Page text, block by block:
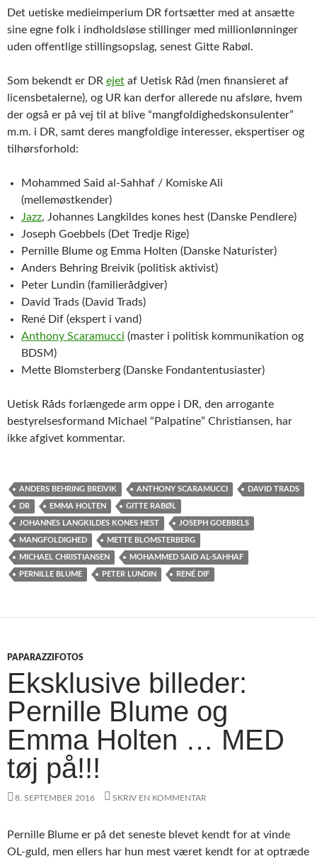
Det uetiske medieimperium DR fortsætter med at ansætte
sine egne folk i indholdsløse stillinger med millionlønninger
uden offentlige stillingsopslag, senest Gitte Rabøl.
Som bekendt er DR ejet af Uetisk Råd (men finansieret af
licensbetalerne), og UR kan derfor allerede nu afsløre, hvem
der også er på vej til at blive “mangfoldighedskonsulenter”
m.m. i DR, samt deres mangfoldige interesser, ekspertiser og
tilhørsforhold:
Mohammed Said al-Sahhaf / Komiske Ali
(mellemøstkender)
Jazz, Johannes Langkildes kones hest (Danske Pendlere)
Joseph Goebbels (Det Tredje Rige)
Pernille Blume og Emma Holten (Danske Naturister)
Anders Behring Breivik (politisk aktivist)
Peter Lundin (familierådgiver)
David Trads (David Trads)
René Dif (ekspert i vand)
Anthony Scaramucci (master i politisk kommunikation og
BDSM)
Mette Blomsterberg (Danske Fondantentusiaster)
Uetisk Råds forlængede arm oppe i DR, den arrogante
bestyrelsesformand Michael “Palpatine” Christiansen, har
ikke afgivet kommentar.
ANDERS BEHRING BREIVIK ANTHONY SCARAMUCCI DAVID TRADS
DR EMMA HOLTEN GITTE RABØL
JOHANNES LANGKILDES KONES HEST JOSEPH GOEBBELS
MANGFOLDIGHED METTE BLOMSTERBERG
MICHAEL CHRISTIANSEN MOHAMMED SAID AL-SAHHAF
PERNILLE BLUME PETER LUNDIN RENÉ DIF
PAPARAZZIFOTOS
Eksklusive billeder:
Pernille Blume og
Emma Holten … MED
tøj på!!!
8. SEPTEMBER 2016 SKRIV EN KOMMENTAR
Pernille Blume er på det seneste blevet kendt for at vinde
OL-guld, men ellers har hun mest været kendt for at optræde